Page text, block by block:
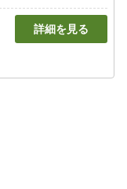
詳細を見る